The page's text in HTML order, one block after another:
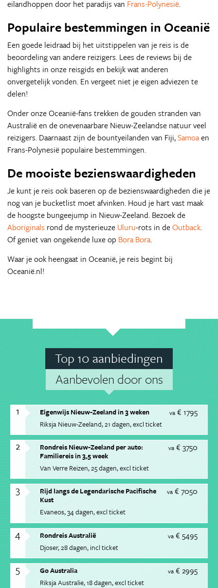
eilandhoppen door het paradijs van Frans-Polynesië.
Populaire bestemmingen in Oceanië
Een goede leidraad bij het uitstippelen van je reis is de
beoordeling van andere reizigers. Lees de reviews bij de
highlights in onze reisgids en bekijk wat anderen
onvergetelijk vonden. En vergeet niet je eigen adviezen te
delen!
Onder onze Oceanië-fans trekken de gouden stranden van
Australië en de onevenaarbare Nieuw-Zeelandse natuur veel
reizigers. Daarnaast zijn de bountyeilanden van Fiji,Samoaen
Frans-Polynesië populaire bestemmingen.
De mooiste bezienswaardigheden
Je kunt je reis ook baseren op de bezienswaardigheden die je
nog van je bucketlist moet afvinken. Houd je hart vast maak
de hoogste bungeejump in Nieuw-Zeeland. Bezoek de
Aboriginals rond de mysterieuze Uluru-rots in deOutback.
Of geniet van ongekende luxe op Bora Bora.
Waar je ook heengaat in Oceanië, je reis begint bij
Oceanië.nl!
Top 10 aanbiedingen
Aanbevolen door ons
1 va € 1795
Eigenwijs Nieuw-Zeeland in 3 weken
Riksja Nieuw-Zeeland 21 dagen excl ticket
2 va € 3750
Rondreis Nieuw-Zeeland per auto:
Familiereis in 3,5 week
Van Verre Reizen 25 dagen excl ticket
3 va € 7050
Rijd langs de Legendarische Pacifische
Kust
Evaneos 34 dagen excl ticket
4 va € 5495
Rondreis Australië
Djoser 28 dagen incl ticket
5 va € 2995
Go Australia
Riksja Australie 18 dagen excl ticket